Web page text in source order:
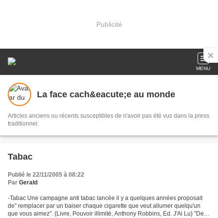
Publicité
MENU
La face cach&eacute;e au monde
Articles anciens ou récents susceptibles de n'avoir pas été vus dans la press
traditionnel.
Tabac
Publié le 22/11/2005 à 08:22
Par Gerald
-Tabac Une campagne anti tabac lancée il y a quelques années proposait
de" remplacer par un baiser chaque cigarette que veut allumer quelqu'un
que vous aimez". {Livre, Pouvoir illimité, Anthony Robbins, Ed. J'Ai Lu} "Des